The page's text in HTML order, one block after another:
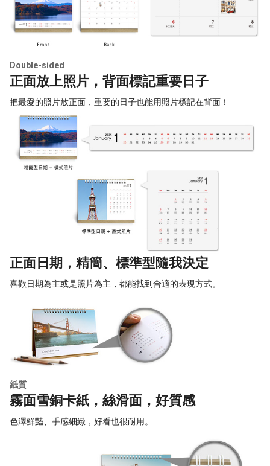
Double-sided
正面放上照片，背面標記重要日子
把最愛的照片放正面，重要的日子也能用照片標記在背面！
正面日期，精簡、標準型隨我決定
喜歡日期為主或是照片為主，都能找到合適的表現方式。
紙質
霧面雪銅卡紙，絲滑面，好質感
色澤鮮豔、手感細緻，好看也很耐用。